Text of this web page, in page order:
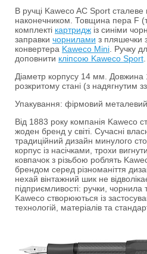
В ручці Kaweco AC Sport сталеве
наконечником. Товщина пера F
комплекті картридж із синіми
заправки чорнилами з пляшечки
конвертера Kaweco Mini . Ручку
доповнити кліпсою Kaweco Sport
Діаметр корпусу 14 мм. Довжина
розкритому стані (з надягнутим
Упакування: фірмовий
Від 1883 року компанія Kaweco
жоден бренд у світі. Сучасні
традиційний дизайн минулого
корпус із насічками, трохи
ковпачок з різьбою роблять
брендом серед різноманіття
нехай вінтажний шик не
підприємливості: ручки, чорнила
Kaweco створюються із
технологій, матеріалів та